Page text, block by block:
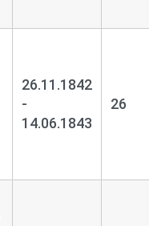
26.11.1842
-
14.06.1843
26